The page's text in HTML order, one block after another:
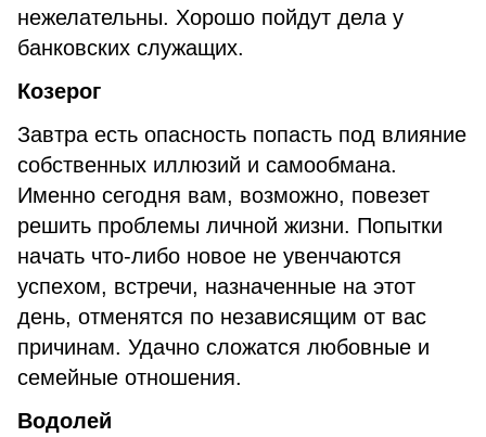
нежелательны. Хорошо пойдут дела у
банковских служащих.
Козерог
Завтра есть опасность попасть под влияние
собственных иллюзий и самообмана.
Именно сегодня вам, возможно, повезет
решить проблемы личной жизни. Попытки
начать что-либо новое не увенчаются
успехом, встречи, назначенные на этот
день, отменятся по независящим от вас
причинам. Удачно сложатся любовные и
семейные отношения.
Водолей